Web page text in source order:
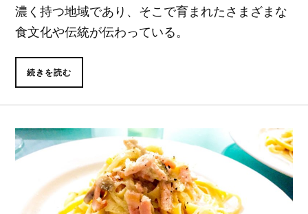
濃く持つ地域であり、そこで育まれたさまざまな
食文化や伝統が伝わっている。
続きを読む